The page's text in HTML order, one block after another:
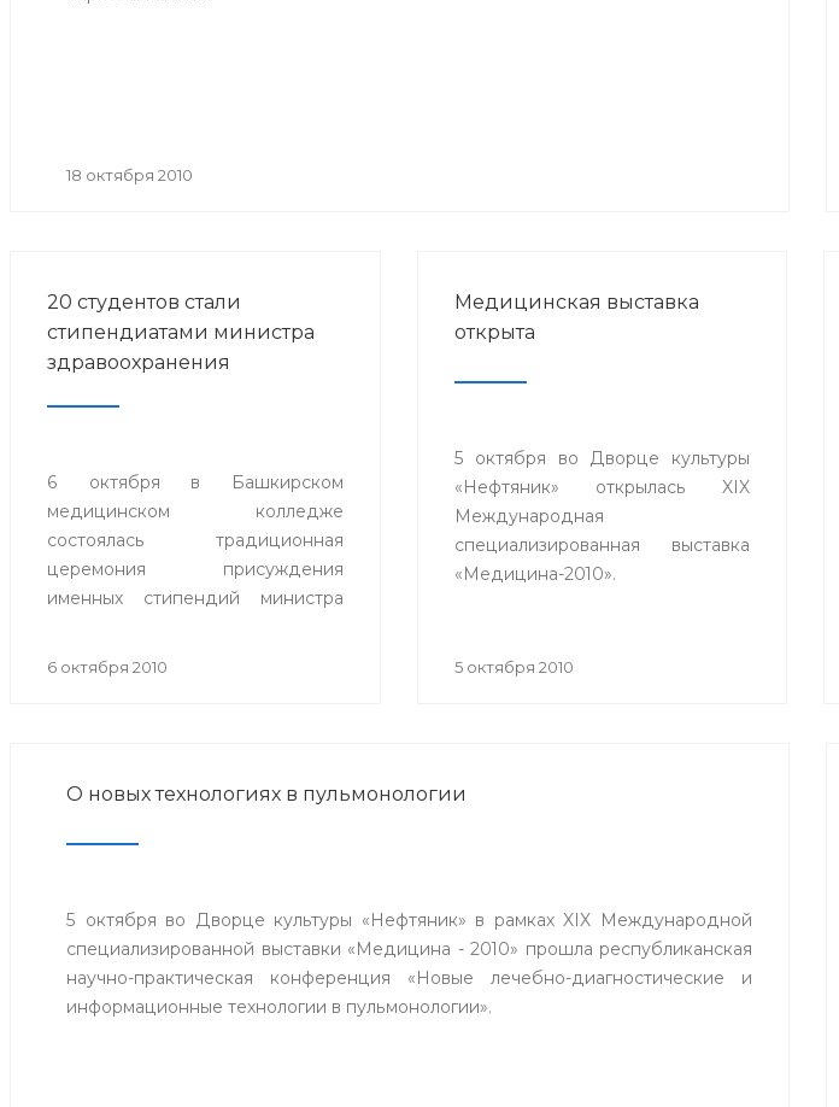
18 октября 2010
20 студентов стали
стипендиатами министра
здравоохранения
6 октября в Башкирском
медицинском колледже
состоялась традиционная
церемония присуждения
именных стипендий министра
Башкортостан. В торжественной
присуждении стипендии.
6 октября 2010
Медицинская выставка
открыта
5 октября во Дворце культуры
«Нефтяник» открылась XIX
Международная
специализированная выставка
«Медицина-2010».
здравоохранения Республики
промышленной палаты
5 октября 2010
О новых технологиях в пульмонологии
5 октября во Дворце культуры «Нефтяник» в рамках XIX Международной
специализированной выставки «Медицина - 2010» прошла республиканская
научно-практическая конференция «Новые лечебно-диагностические и
информационные технологии в пульмонологии».